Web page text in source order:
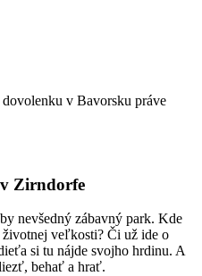
v Bavorsku práve
Zirndorfe
nevšedný zábavný park. Kde
veľkosti? Či už ide o
si tu nájde svojho hrdinu. A
behať a hrať.